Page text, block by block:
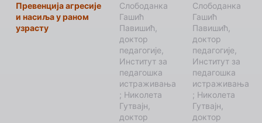
Превенција агресије
и насиља у раном
узрасту
Слободанка
Гашић
Павишић,
доктор
педагогије,
Институт за
педагошка
истраживања
; Николета
Гутвајн,
доктор
Слободанка
Гашић
Павишић,
доктор
педагогије,
Институт за
педагошка
истраживања
; Николета
Гутвајн,
доктор